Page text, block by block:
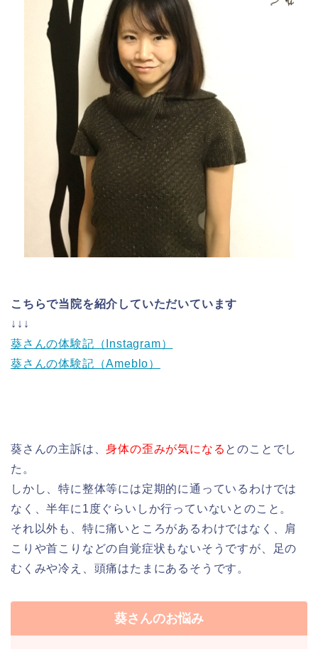
こちらで当院を紹介していただいています
↓↓↓
葵さんの体験記（Instagram）
葵さんの体験記（Ameblo）
葵さんの主訴は、身体の歪みが気になる とのことでし
た。
しかし、特に整体等には定期的に通っているわけでは
なく、半年に1度ぐらいしか行っていないとのこと。
それ以外も、特に痛いところがあるわけではなく、肩
こりや首こりなどの自覚症状もないそうですが、足の
むくみや冷え、頭痛はたまにあるそうです。
葵さんのお悩み